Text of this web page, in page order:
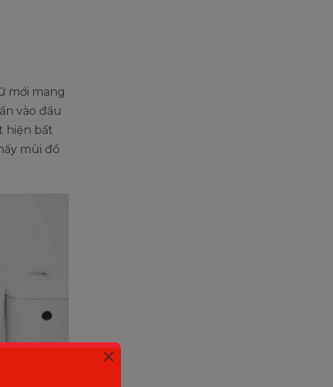
mới mang
vào đầu
hiện bất
mùi đồ